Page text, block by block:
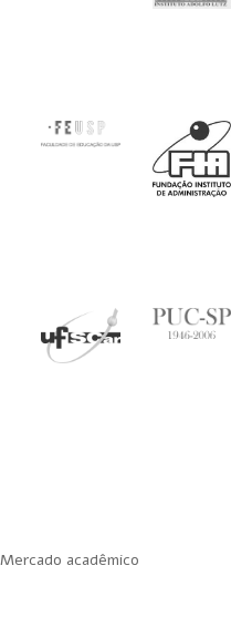
Mercado acadêmico